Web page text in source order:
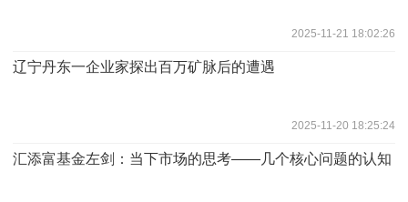
2025-11-21 18:02:26
辽宁丹东一企业家探出百万矿脉后的遭遇
2025-11-20 18:25:24
汇添富基金左剑：当下市场的思考——几个核心问题的认知